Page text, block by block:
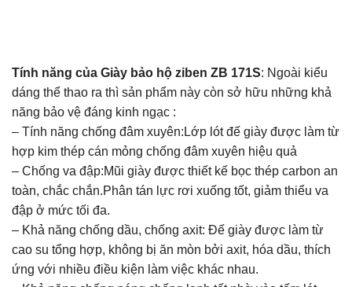
Tính năng của Giày bảo hộ ziben ZB 171S: Ngoài kiểu
dáng thể thao ra thì sản phẩm này còn sở hữu những khả
năng bảo vệ đáng kinh ngạc :
– Tính năng chống đâm xuyên:Lớp lót đế giày được làm từ
hợp kim thép cán mỏng chống đâm xuyên hiệu quả
– Chống va đập:Mũi giày được thiết kế bọc thép carbon an
toàn, chắc chắn.Phân tán lực rơi xuống tốt, giảm thiểu va
đập ở mức tối đa.
– Khả năng chống dầu, chống axit: Đế giày được làm từ
cao su tổng hợp, không bị ăn mòn bởi axit, hóa dầu, thích
ứng với nhiều điều kiện làm việc khác nhau.